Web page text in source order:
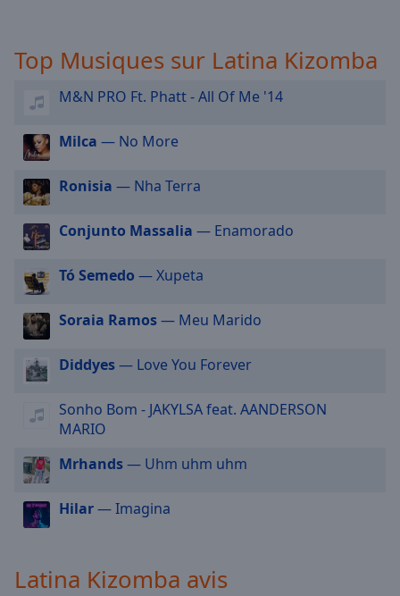
window.
Escape
cancel
and
close
window.
Text
Color
Background
Color
Opacity
Caption
Top Musiques sur Latina Kizomba
M&N PRO Ft. Phatt - All Of Me '14
Milca — No More
Ronisia — Nha Terra
Conjunto Massalia — Enamorado
Tó Semedo — Xupeta
Soraia Ramos— Meu Marido
Diddyes— Love You Forever
Sonho Bom - JAKYLSA feat. AANDERSON
MARIO
Mrhands— Uhm uhm uhm
Hilar— Imagina
Latina Kizomba avis